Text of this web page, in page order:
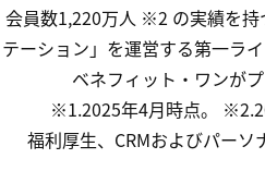
会員数1,220万人 ※2 の実績を持
テーション」を運営する第一ラ
ベネフィット・ワンがプ
※1.2025年4月時点。
福利厚生、CRMおよびパーソ